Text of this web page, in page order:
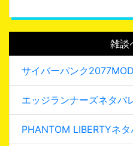
雑談
サイバーパンク
エッジランナーズネタバ
PHANTOM LIBERTYネ